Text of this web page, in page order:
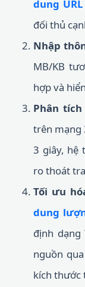
dung URL
đối thủ
Nhập
MB/KB
hợp và
Phân
trên mạng
3 giây, hệ
ro thoát
Tối ưu
dung
định dạng
nguồn qua
kích thước